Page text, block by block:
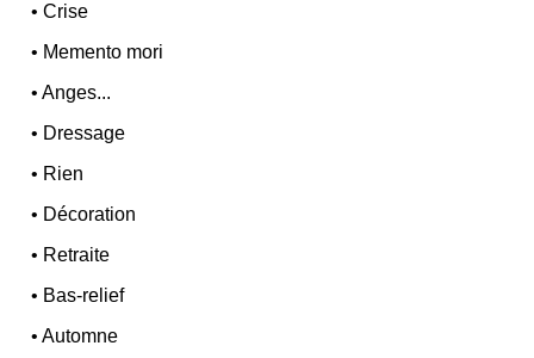
•Crise
• Memento mori
•Anges...
• Dressage
• Rien
• Décoration
• Retraite
• Bas-relief
•Automne